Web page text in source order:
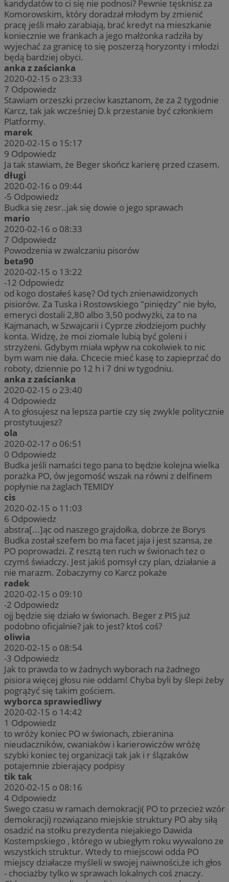
kandydatów to ci się nie podnosi? Pewnie tęsknisz za
Komorowskim, który doradzał młodym by zmienić
pracę jeśli mało zarabiają, brać kredyt na mieszkanie
koniecznie we frankach a jego małżonka radziła by
wyjechać za granicę to się poszerzą horyzonty i młodzi
będą bardziej obyci.
anka z zaścianka
2020-02-15 o 23:33
7 Odpowiedz
Stawiam orzeszki przeciw kasztanom, że za 2 tygodnie
Karcz, tak jak wcześniej D.k przestanie być członkiem
Platformy.
marek
2020-02-15 o 15:17
9 Odpowiedz
Ja tak stawiam, że Beger skończ karierę przed czasem.
długi
2020-02-16 o 09:44
-5 Odpowiedz
Budka się zesr..jak się dowie o jego sprawach
mario
2020-02-16 o 08:33
7 Odpowiedz
Powodzenia w zwalczaniu pisorów
beta90
2020-02-15 o 13:22
-12 Odpowiedz
od kogo dostałeś kasę? Od tych znienawidzonych
pisiorów. Za Tuska i Rostowskiego "piniędzy" nie było,
emeryci dostali 2,80 albo 3,50 podwyżki, za to na
Kajmanach, w Szwajcarii i Cyprze złodziejom puchły
konta. Widzę, że moi ziomale lubią być goleni i
strzyżeni. Gdybym miała wpływ na cokolwiek to nic
bym wam nie dała. Chcecie mieć kasę to zapieprzać do
roboty, dziennie po 12 h i 7 dni w tygodniu.
anka z zaścianka
2020-02-15 o 23:40
4 Odpowiedz
A to głosujesz na lepsza partie czy się zwykle politycznie
prostytuujesz?
ola
2020-02-17 o 06:51
0 Odpowiedz
Budka jeśli namaści tego pana to będzie kolejna wielka
porażka PO, ów jegomość wszak na równi z delfinem
popłynie na żaglach TEMIDY
cis
2020-02-15 o 11:03
6 Odpowiedz
abstra[...]ąc od naszego grajdołka, dobrze że Borys
Budka został szefem bo ma facet jaja i jest szansa, ze
PO poprowadzi. Z resztą ten ruch w świonach tez o
czymś świadczy. Jest jakiś pomsył czy plan, działanie a
nie marazm. Zobaczymy co Karcz pokaże
radek
2020-02-15 o 09:10
-2 Odpowiedz
ojj będzie się działo w świonach. Beger z PIS już
podobno oficjalnie? jak to jest? ktoś coś?
oliwia
2020-02-15 o 08:54
-3 Odpowiedz
Jak to prawda to w żadnych wyborach na żadnego
pisiora więcej głosu nie oddam! Chyba byli by ślepi żeby
pogrążyć się takim gościem.
wyborca sprawiedliwy
2020-02-15 o 14:42
1 Odpowiedz
to wróży koniec PO w świonach, zbieranina
nieudaczników, cwaniaków i karierowiczów wróżę
szybki koniec tej organizacji tak jak i r ślązaków
potajemnie zbierający podpisy
tik tak
2020-02-15 o 08:16
4 Odpowiedz
Swego czasu w ramach demokracji( PO to przecież wzór
demokracji) rozwiązano miejskie struktury PO aby siłą
osadzić na stołku prezydenta niejakiego Dawida
Kostempskiego , którego w ubiegłym roku wywalono ze
wszystkich struktur. Wtedy to miejscowi odda PO
miejscy działacze myśleli w swojej naiwności,że ich głos
- chociażby tylko w sprawach lokalnych coś znaczy.